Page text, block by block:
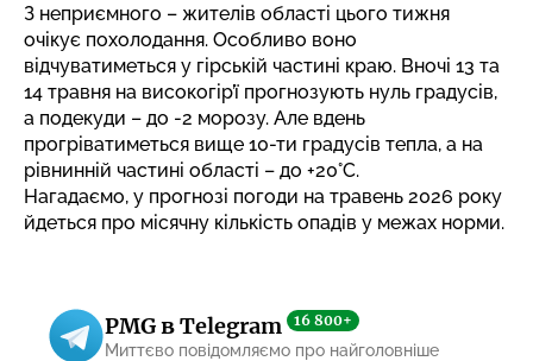
З неприємного – жителів області цього тижня
очікує похолодання. Особливо воно
відчуватиметься у гірській частині краю. Вночі 13 та
14 травня на високогір’ї прогнозують нуль градусів,
а подекуди – до -2 морозу. Але вдень
прогріватиметься вище 10-ти градусів тепла, а на
рівнинній частині області – до +20°C.
Нагадаємо, у прогнозі погоди на травень 2026 року
йдеться про місячну кількість опадів у межах норми.
PMG в Telegram 16 800+
Миттєво повідомляємо про найголовніше